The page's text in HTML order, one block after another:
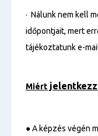
· Nálunk nem kell
időpontjait, mert
tájékoztatunk e-
Miért
● A képzés végén